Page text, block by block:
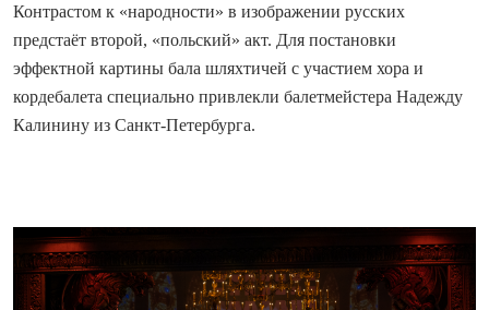
Контрастом к «народности» в изображении русских
предстаёт второй, «польский» акт. Для постановки
эффектной картины бала шляхтичей с участием хора и
кордебалета специально привлекли балетмейстера Надежду
Калинину из Санкт-Петербурга.